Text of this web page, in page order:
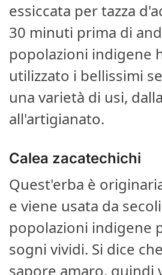
essiccata per tazza
30 minuti prima di
popolazioni indigene
utilizzato i bellissimi
una varietà di usi,
all'artigianato.
Calea zacatechichi
Quest'erba è
e viene usata da
popolazioni indigene
sogni vividi. Si dice
sapore amaro, quindi